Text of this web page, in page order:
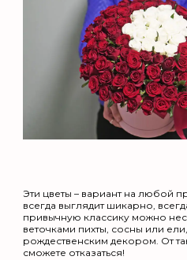
Эти цветы – вариант на любой
всегда выглядит шикарно,
привычную классику можно
веточками пихты, сосны или
рождественским декором. От
сможете отказаться!